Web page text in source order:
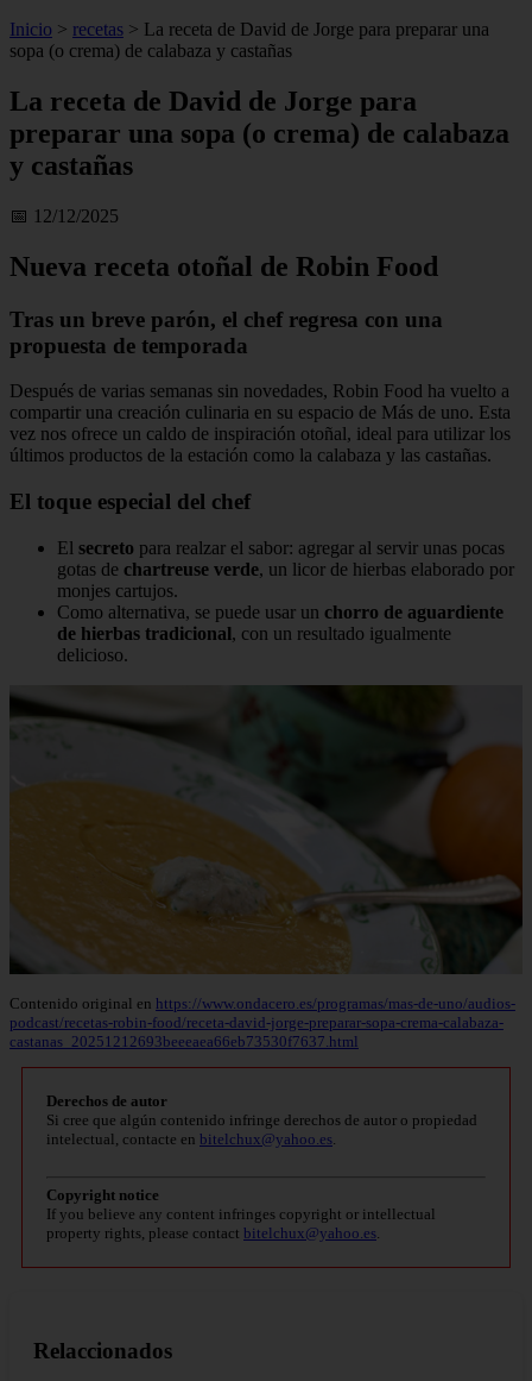
Inicio > recetas > La receta de David de Jorge para preparar una
sopa (o crema) de calabaza y castañas
La receta de David de Jorge para
preparar una sopa (o crema) de calabaza
y castañas
📅 12/12/2025
Nueva receta otoñal de Robin Food
Tras un breve parón, el chef regresa con una
propuesta de temporada
Después de varias semanas sin novedades, Robin Food ha vuelto a
compartir una creación culinaria en su espacio de Más de uno. Esta
vez nos ofrece un caldo de inspiración otoñal, ideal para utilizar los
últimos productos de la estación como la calabaza y las castañas.
El toque especial del chef
El secreto para realzar el sabor: agregar al servir unas pocas
gotas de chartreuse verde, un licor de hierbas elaborado por
monjes cartujos.
Como alternativa, se puede usar un chorro de aguardiente
de hierbas tradicional, con un resultado igualmente
delicioso.
Contenido original en https://www.ondacero.es/programas/mas-de-uno/audios-
podcast/recetas-robin-food/receta-david-jorge-preparar-sopa-crema-calabaza-
castanas_20251212693beeeaea66eb73530f7637.html
Derechos de autor
Si cree que algún contenido infringe derechos de autor o propiedad
intelectual, contacte en bitelchux@yahoo.es.
Copyright notice
If you believe any content infringes copyright or intellectual
property rights, please contact bitelchux@yahoo.es.
Relaccionados